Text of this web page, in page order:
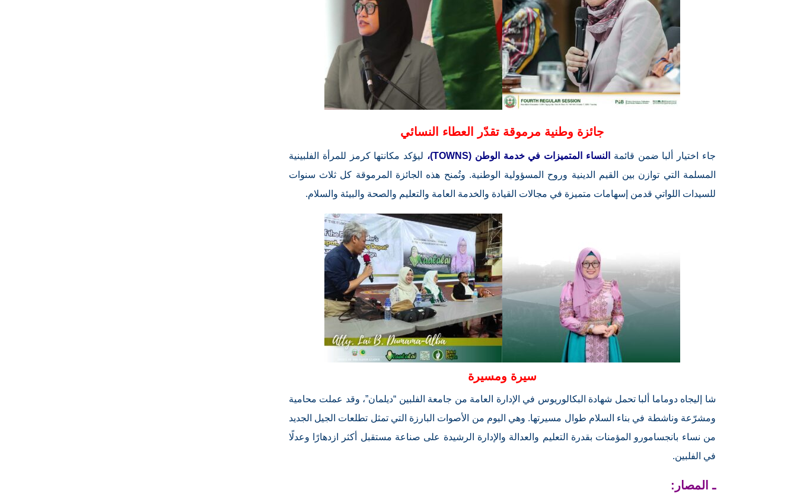
جائزة وطنية مرموقة تقدّر العطاء النسائي
جاء اختيار ألبا ضمن قائمة النساء المتميزات في خدمة الوطن (TOWNS)،
ليؤكد مكانتها كرمز للمرأة الفلبينية
المسلمة التي توازن بين القيم الدينية وروح المسؤولية الوطنية. وتُمنح هذه الجائزة المرموقة كل ثلاث سنوات
للسيدات اللواتي قدمن إسهامات متميزة في مجالات القيادة والخدمة العامة والتعليم والصحة والبيئة والسلام.
سيرة ومسيرة
شا إليجاه دوماما ألبا تحمل شهادة البكالوريوس في الإدارة العامة من جامعة الفلبين “ديلمان”، وقد عملت محامية
ومشرّعة وناشطة في بناء السلام طوال مسيرتها. وهي اليوم من الأصوات البارزة التي تمثل تطلعات الجيل الجديد
من نساء بانجسامورو المؤمنات بقدرة التعليم والعدالة والإدارة الرشيدة على صناعة مستقبل أكثر ازدهارًا وعدلًا
في الفلبين.
ـ المصار: